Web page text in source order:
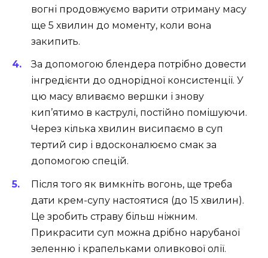
вогні продовжуємо варити отриману масу
ще 5 хвилин до моменту, коли вона
закипить.
За допомогою блендера потрібно довести
інгредієнти до однорідної консистенції. У
цю масу вливаємо вершки і знову
кип’ятимо в каструлі, постійно помішуючи.
Через кілька хвилин висипаємо в суп
тертий сир і вдосконалюємо смак за
допомогою спецій.
Після того як вимкніть вогонь, ще треба
дати крем-супу настоятися (до 15 хвилин).
Це зробить страву більш ніжним.
Прикрасити суп можна дрібно нарубаної
зеленню і крапельками оливкової олії.